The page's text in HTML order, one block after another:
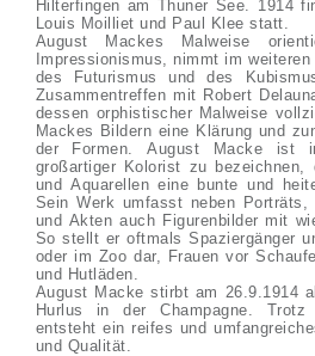
Hilterfingen am Thuner See. 1914
Louis Moilliet und Paul Klee statt.
August Mackes Malweise
Impressionismus, nimmt im
des Futurismus und des
Zusammentreffen mit Robert
dessen orphistischer Malweise
Mackes Bildern eine Klärung und
der Formen. August Macke ist
großartiger Kolorist zu bezeichnen,
und Aquarellen eine bunte und
Sein Werk umfasst neben Porträts,
und Akten auch Figurenbilder mit
So stellt er oftmals Spaziergänger
oder im Zoo dar, Frauen vor
und Hutläden.
August Macke stirbt am 26.9.1914
Hurlus in der Champagne.
entsteht ein reifes und
und Qualität.